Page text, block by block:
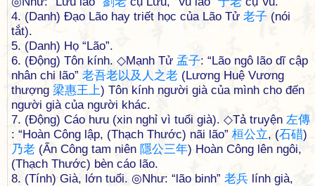
4. (Danh) Đạo Lão hay triết học của Lão Tử 老子 (nói
tắt).
5. (Danh) Họ “Lão”.
6. (Động) Tôn kính. ◇Mạnh Tử 孟子: “Lão ngô lão dĩ cập
nhân chi lão” 老吾老以及 人 之老 (Lương Huệ Vương
thượng 梁惠王上) Tôn kính người già của mình cho đến
người già của người khác.
7. (Động) Cáo hưu (xin nghỉ vì tuổi già). ◇Tả truyện 左傳
: “Hoàn Công lập, (Thạch Thước) nãi lão” 桓公立, (石碏)
乃老 (Ẩn Công tam niên 隱公三年) Hoàn Công lên ngôi,
(Thạch Thước) bèn cáo lão.
8. (Tính) Già, lớn tuổi. ◎Như: “lão binh” 老兵 lính già,